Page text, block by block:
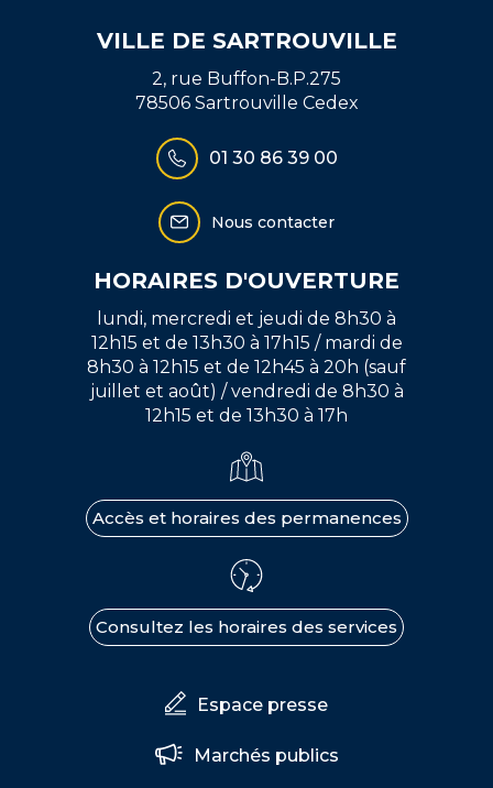
VILLE DE SARTROUVILLE
2, rue Buffon-B.P.275
78506 Sartrouville Cedex
01 30 86 39 00
Nous contacter
HORAIRES D'OUVERTURE
lundi, mercredi et jeudi de 8h30 à
12h15 et de 13h30 à 17h15 / mardi de
8h30 à 12h15 et de 12h45 à 20h (sauf
juillet et août) / vendredi de 8h30 à
12h15 et de 13h30 à 17h
Accès et horaires des permanences
Consultez les horaires des services
Espace presse
Marchés publics